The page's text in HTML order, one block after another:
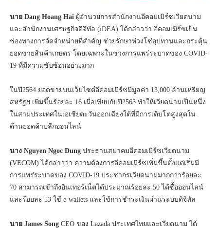
นาย Dang Hoang Hai ผู้อำนวยการสำนักงานอีคอมเมิร์ซเวียดนาม
และสำนักงานเศรษฐกิจดิจิทัล (iDEA) ได้กล่าวว่า อีคอมเมิร์ซเป็น
ช่องทางการจัดจำหน่ายที่สำคัญ ช่วยรักษาห่วงโซ่อุปทานและกระตุ้น
ยอดขายสินค้าเกษตร โดยเฉพาะในช่วงการแพร่ระบาดของ COVID-
19 ที่มีความซับซ้อนอย่างมาก
ในปี2564 ยอดขายบนเว็บไซต์อีคอมเมิร์ซมีมูลค่า 13,000 ล้านเหรียญ
สหรัฐฯ เพิ่มขึ้นร้อยละ 16 เมื่อเทียบกับปี2563 ทำให้เวียดนามเป็นหนึ่ง
ในสามประเทศในเอเชียตะวันออกเฉียงใต้ที่มีการเติบโตสูงสุดใน
ด้านยอดค้าปลีกออนไลน์
นาง Nguyen Ngoc Dung ประธานสมาคมอีคอมเมิร์ซเวียดนาม
(VECOM) ได้กล่าวว่า ความต้องการอีคอมเมิร์ซเพิ่มขึ้นตั้งแต่เริ่มมี
การแพร่ระบาดของ COVID-19 ประชากรเวียดนามมากกว่าร้อยละ
70 สามารถเข้าถึงอินเทอร์เน็ตได้ประมาณร้อยละ 50 ได้ซื้อออนไลน์
และร้อยละ 53 ใช้ e-wallets และใช้การชำระเงินผ่านระบบดิจิทัล
นาย James Song CEO ของ Lazada ประเทศไทยและเวียดนาม ได้